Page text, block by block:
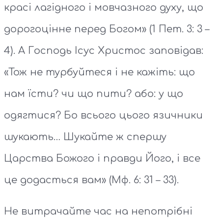
красi лагiдного i мовчазного духу, що
дорогоцiнне перед Богом» (1 Пет. 3: 3 –
4). А Господь Ісус Христос заповідав:
«Тож не турбуйтеся і не кажіть: що
нам їсти? чи що пити? або: у що
одягтися? Бо всього цього язичники
шукають… Шукайте ж спершу
Царства Божого і правди Його, і все
це додасться вам» (Мф. 6: 31 – 33).
Не витрачайте час на непотрібні